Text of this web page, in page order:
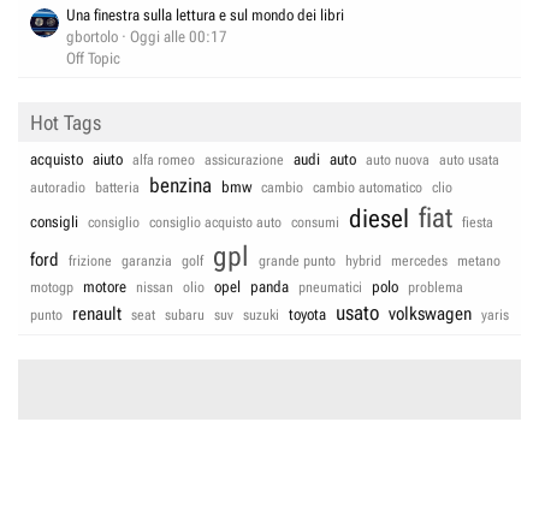
Una finestra sulla lettura e sul mondo dei libri
gbortolo
Oggi alle 00:17
Off Topic
Hot Tags
acquisto aiuto alfa romeo assicurazione audi auto auto nuova
auto usata
autoradio
batteria benzina bmw cambio cambio automatico clio
consigli consiglio consiglio acquisto auto consumi diesel fiat fiesta
ford frizione garanzia golf gpl grande punto hybrid mercedes
metano
motogp
motore nissan olio opel panda pneumatici polo
problema
punto
renault seat subaru suv suzuki toyota usato volkswagen yaris